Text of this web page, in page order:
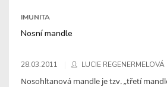
IMUNITA
Nosní mandle
28.03.2011 LUCIE REGENERMELOVÁ
Nosohltanová mandle je tzv. „třetí